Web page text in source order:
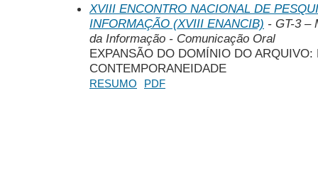
XVIII ENCONTRO NACIONAL DE
INFORMAÇÃO (XVIII ENANCIB) - GT-3 –
da Informação - Comunicação Oral
EXPANSÃO DO DOMÍNIO DO ARQUIVO:
CONTEMPORANEIDADE
RESUMO PDF